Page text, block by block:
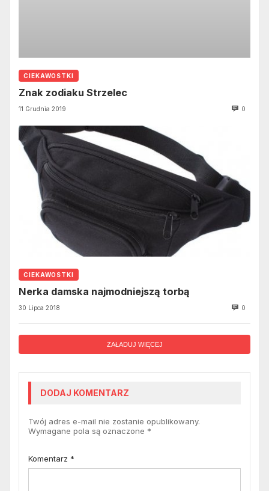
CIEKAWOSTKI
Znak zodiaku Strzelec
11 Grudnia 2019 0
CIEKAWOSTKI
Nerka damska najmodniejszą torbą
30 Lipca 2018 0
ZAŁADUJ WIĘCEJ
DODAJ KOMENTARZ
Twój adres e-mail nie zostanie opublikowany.
Wymagane pola są oznaczone *
Komentarz *